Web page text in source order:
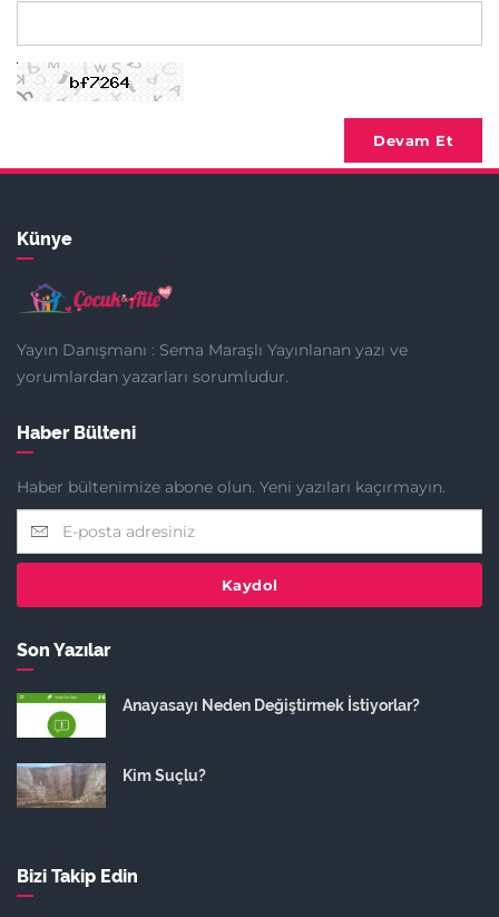
Devam Et
Künye
Yayın Danışmanı : Sema Maraşlı Yayınlanan yazı ve
yorumlardan yazarları sorumludur.
Haber Bülteni
Haber bültenimize abone olun. Yeni yazıları kaçırmayın.
Kaydol
Son Yazılar
Anayasayı Neden Değiştirmek İstiyorlar?
Kim Suçlu?
Bizi Takip Edin